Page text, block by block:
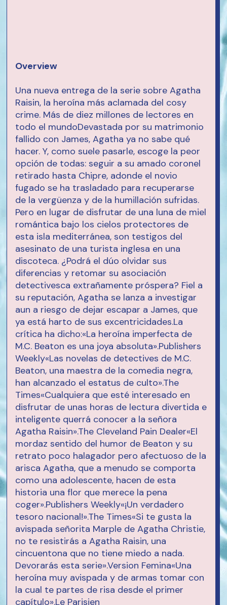
Overview
Una nueva entrega de la serie sobre Agatha
Raisin, la heroína más aclamada del cosy
crime. Más de diez millones de lectores en
todo el mundoDevastada por su matrimonio
fallido con James, Agatha ya no sabe qué
hacer. Y, como suele pasarle, escoge la peor
opción de todas: seguir a su amado coronel
retirado hasta Chipre, adonde el novio
fugado se ha trasladado para recuperarse
de la vergüenza y de la humillación sufridas.
Pero en lugar de disfrutar de una luna de miel
romántica bajo los cielos protectores de
esta isla mediterránea, son testigos del
asesinato de una turista inglesa en una
discoteca. ¿Podrá el dúo olvidar sus
diferencias y retomar su asociación
detectivesca extrañamente próspera? Fiel a
su reputación, Agatha se lanza a investigar
aun a riesgo de dejar escapar a James, que
ya está harto de sus excentricidades.La
crítica ha dicho:«La heroína imperfecta de
M.C. Beaton es una joya absoluta».Publishers
Weekly«Las novelas de detectives de M.C.
Beaton, una maestra de la comedia negra,
han alcanzado el estatus de culto».The
Times«Cualquiera que esté interesado en
disfrutar de unas horas de lectura divertida e
inteligente querrá conocer a la señora
Agatha Raisin».The Cleveland Pain Dealer«El
mordaz sentido del humor de Beaton y su
retrato poco halagador pero afectuoso de la
arisca Agatha, que a menudo se comporta
como una adolescente, hacen de esta
historia una flor que merece la pena
coger».Publishers Weekly«¡Un verdadero
tesoro nacional!».The Times«Si te gusta la
avispada señorita Marple de Agatha Christie,
no te resistirás a Agatha Raisin, una
cincuentona que no tiene miedo a nada.
Devorarás esta serie».Version Femina«Una
heroína muy avispada y de armas tomar con
la cual te partes de risa desde el primer
capítulo».Le Parisien